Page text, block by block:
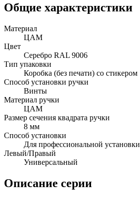
Общие характеристики
Материал
ЦАМ
Цвет
Серебро RAL 9006
Тип упаковки
Коробка (без печати) со стикером
Способ установки ручки
Винты
Материал ручки
ЦАМ
Размер сечения квадрата ручки
8 мм
Способ установки
Для профессиональной установки
Левый/Правый
Универсальный
Описание серии